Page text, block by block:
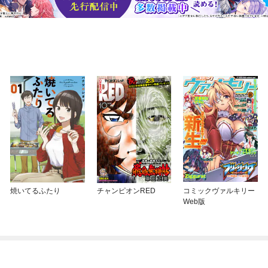
焼いてるふたり チャンピオンRED
コミックヴァルキリー
Web版